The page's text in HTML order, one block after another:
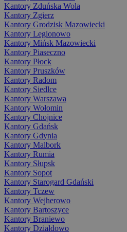
Kantory Zduńska Wola
Kantory Zgierz
Kantory Grodzisk Mazowiecki
Kantory Legionowo
Kantory Mińsk Mazowiecki
Kantory Piaseczno
Kantory Płock
Kantory Pruszków
Kantory Radom
Kantory Siedlce
Kantory Warszawa
Kantory Wołomin
Kantory Chojnice
Kantory Gdańsk
Kantory Gdynia
Kantory Malbork
Kantory Rumia
Kantory Słupsk
Kantory Sopot
Kantory Starogard Gdański
Kantory Tczew
Kantory Wejherowo
Kantory Bartoszyce
Kantory Braniewo
Kantory Działdowo